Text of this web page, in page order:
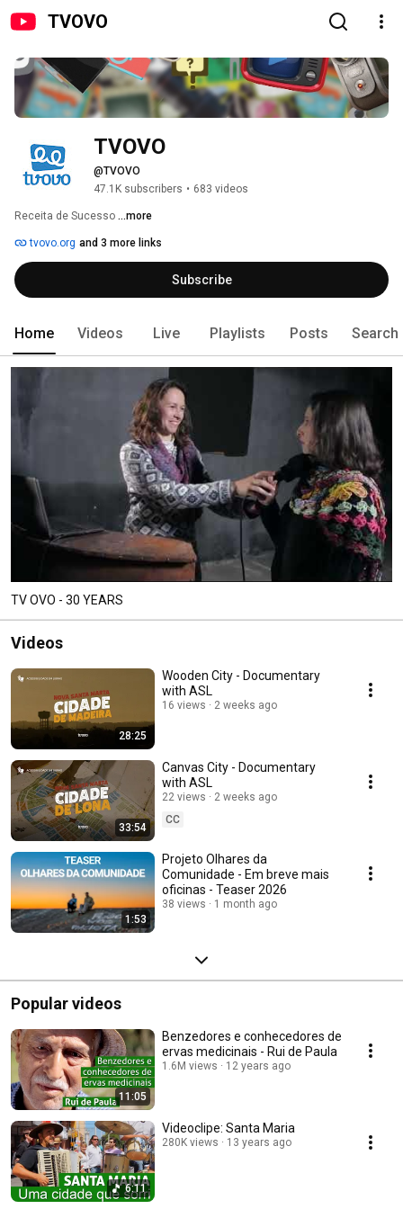
TVOVO
TVOVO
@TVOVO
47.1K subscribers • 683 videos
Receita de Sucesso ...more
tvovo.org and 3 more links
Subscribe
Home Videos Live Playlists Posts Search
TV OVO - 30 YEARS
Videos
28:25
Wooden City - Documentary
with ASL
16 views 2 weeks ago
33:54
Canvas City - Documentary
with ASL
22 views
2 weeks ago
CC
1:53
Projeto Olhares da
Comunidade - Em breve mais
oficinas - Teaser 2026
38 views 1 month ago
Popular videos
11:05
Benzedores e conhecedores de
ervas medicinais - Rui de Paula
1.6M views 12 years ago
6:11
Videoclipe: Santa Maria
280K views 13 years ago